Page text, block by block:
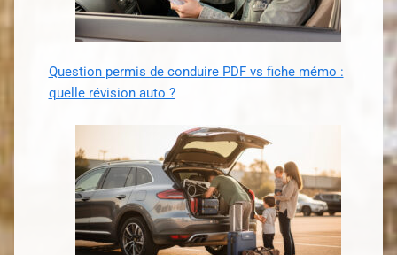
Question permis de conduire PDF vs fiche mémo :
quelle révision auto ?